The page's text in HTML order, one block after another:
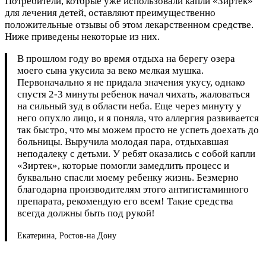
для лечения детей, оставляют преимущественно
положительные отзывы об этом лекарственном средстве.
Ниже приведены некоторые из них.
В прошлом году во время отдыха на берегу озера
моего сына укусила за веко мелкая мушка.
Первоначально я не придала значения укусу, однако
спустя 2-3 минуты ребенок начал чихать, жаловаться
на сильный зуд в области неба. Еще через минуту у
него опухло лицо, и я поняла, что аллергия развивается
так быстро, что мы можем просто не успеть доехать до
больницы. Выручила молодая пара, отдыхавшая
неподалеку с детьми. У ребят оказались с собой капли
«Зиртек», которые помогли замедлить процесс и
буквально спасли моему ребенку жизнь. Безмерно
благодарна производителям этого антигистаминного
препарата, рекомендую его всем! Такие средства
всегда должны быть под рукой!
Екатерина, Ростов-на Дону